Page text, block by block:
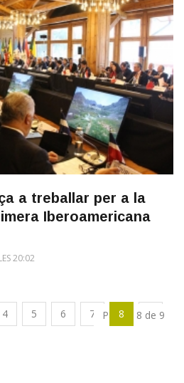
a treballar per a la
Iberoamericana
20:02
4 5 6 7 8 9
Pàgina 8 de 9